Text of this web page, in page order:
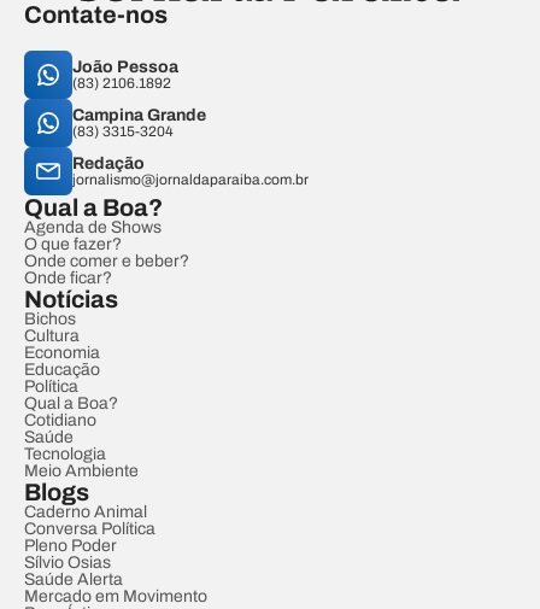
Contate-nos
João Pessoa
(83) 2106.1892
Campina Grande
(83) 3315-3204
Redação
jornalismo@jornaldaparaiba.com.br
Qual a Boa?
Agenda de Shows
O que fazer?
Onde comer e beber?
Onde ficar?
Notícias
Bichos
Cultura
Economia
Educação
Política
Qual a Boa?
Cotidiano
Saúde
Tecnologia
Meio Ambiente
Blogs
Caderno Animal
Conversa Política
Pleno Poder
Sílvio Osias
Saúde Alerta
Mercado em Movimento